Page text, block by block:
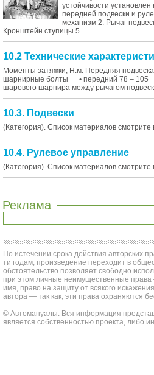
устойчивости
передней подвески и
механизм 2. Рычаг
Кронштейн ступицы 5. ...
10.2 Технические
Моменты затяжки, Н.м. Передняя
шарнирные болты • передний 78 – 105
шарового шарнира между рычагом
10.3. Подвески
(Категория). Список материалов смотрите
10.4. Рулевое управление
(Категория). Список материалов смотрите
Реклама
По истечении срока действия авторских
ти годам, произведение переходит в
обстоятельство позволяет свободно
при этом личные неимущественные
имя, право на защиту от всякого
автора — так как, эти права охраняются
© Автомануалы. Вся информация
является собственностью проекта, либо